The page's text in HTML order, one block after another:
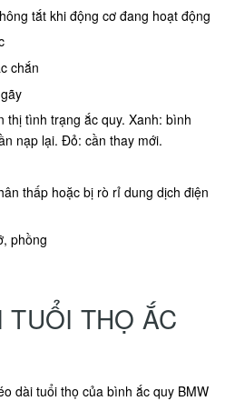
tắt khi động cơ đang hoạt động
chắn
thị tình trạng ắc quy. Xanh: bình
nạp lại. Đỏ: cần thay mới.
thấp hoặc bị rò rỉ dung dịch điện
phồng
TUỔI THỌ ẮC
dài tuổi thọ của bình ắc quy BMW